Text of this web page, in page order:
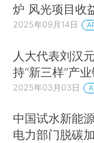
炉 风光项目收
2025年09月14日
人大代表刘汉
持“新三样”产
2025年03月03日
中国试水新能
电力部门脱碳